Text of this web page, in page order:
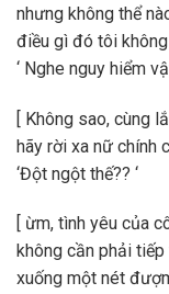
nhưng không thể
điều gì đó tôi không
‘ Nghe nguy hiểm
[ Không sao, cùng
hãy rời xa nữ chính
‘Đột ngột thế?? ‘
[ ừm, tình yêu của
không cần phải
xuống một nét